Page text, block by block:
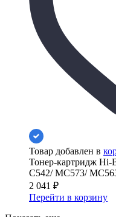
Товар добавлен в
Тонер-картридж Hi-
C542/ MC573/
2 041 ₽
Перейти в корзину